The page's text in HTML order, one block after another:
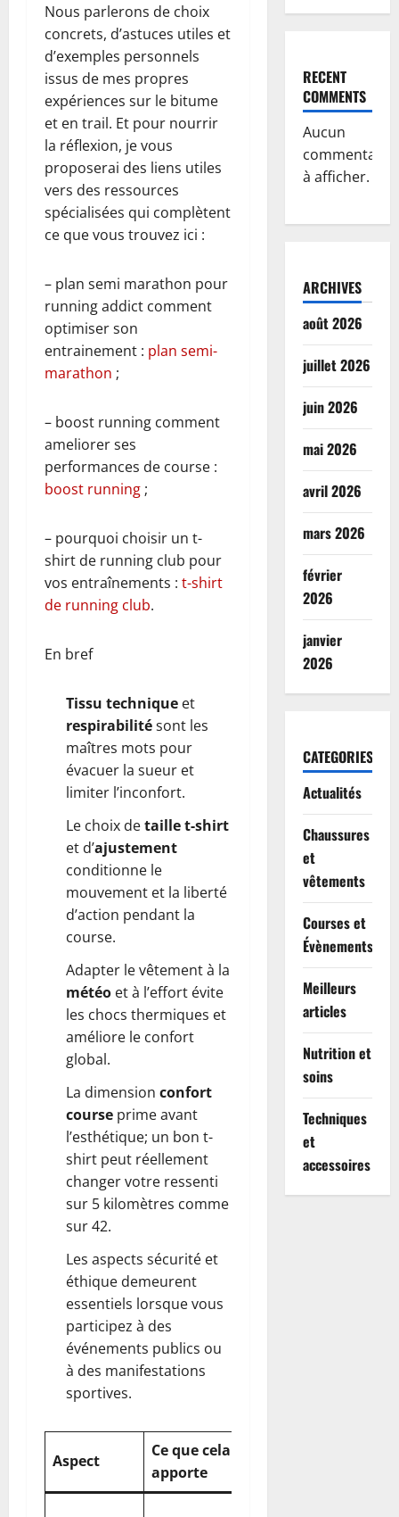
Nous parlerons de choix
concrets, d’astuces utiles et
d’exemples personnels
issus de mes propres
expériences sur le bitume
et en trail. Et pour nourrir
la réflexion, je vous
proposerai des liens utiles
vers des ressources
spécialisées qui complètent
ce que vous trouvez ici :
– plan semi marathon pour
running addict comment
optimiser son
entrainement : plan semi-
marathon ;
– boost running comment
ameliorer ses
performances de course :
boost running ;
– pourquoi choisir un t-
shirt de running club pour
vos entraînements : t-shirt
de running club.
En bref
Tissu technique et
respirabilitésont les
maîtres mots pour
évacuer la sueur et
limiter l’inconfort.
Le choix detaille t-shirt
et d’ajustement
conditionne le
mouvement et la liberté
d’action pendant la
course.
Adapter le vêtement à la
météo et à l’effort évite
les chocs thermiques et
améliore le confort
global.
La dimension confort
course prime avant
l’esthétique; un bon t-
shirt peut réellement
changer votre ressenti
sur 5 kilomètres comme
sur 42.
Les aspects sécurité et
éthique demeurent
essentiels lorsque vous
participez à des
événements publics ou
à des manifestations
sportives.
Aspect
Ce que cela
apporte
RECENT
COMMENTS
Aucun
commentaire
à afficher.
ARCHIVES
août 2026
juillet 2026
juin 2026
mai 2026
avril 2026
mars 2026
février
2026
janvier
2026
CATEGORIES
Actualités
Chaussures
et
vêtements
Courses et
Évènements
Meilleurs
articles
Nutrition et
soins
Techniques
et
accessoires